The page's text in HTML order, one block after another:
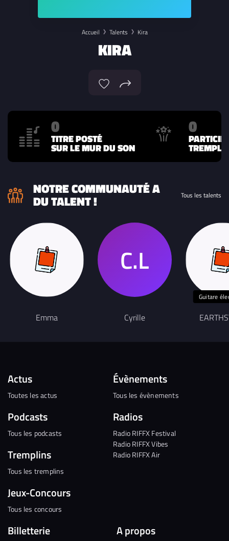
Accueil Talents Kira
KIRA
0
TITRE POSTÉ
SUR LE MUR DU SON
0
NOTRE COMMUNAUTÉ A
DU TALENT ! Tous les talents
Emma Cyrille
Guitare
Actus
Toutes les actus
Podcasts
Tous les podcasts
Tremplins
Tous les tremplins
Jeux-Concours
Tous les concours
Évènements
Tous les évènements
Radios
Radio RIFFX Festival
Radio RIFFX Vibes
Radio RIFFX Air
Billetterie A propos